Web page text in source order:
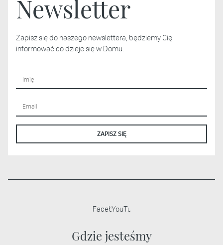
Newsletter
Zapisz się do naszego newslettera, będziemy Cię
informować co dzieje się w Domu.
Imię
Adres email
ZAPISZ SIĘ
Stopka stronyFacebook
YouTube
Gdzie jesteśmy